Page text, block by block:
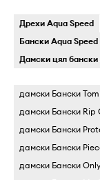
Дрехи Aqua Speed
Бански Aqua Speed
Дамски цял бански
дамски Бански
дамски Бански Rip
дамски Бански
дамски Бански
дамски Бански